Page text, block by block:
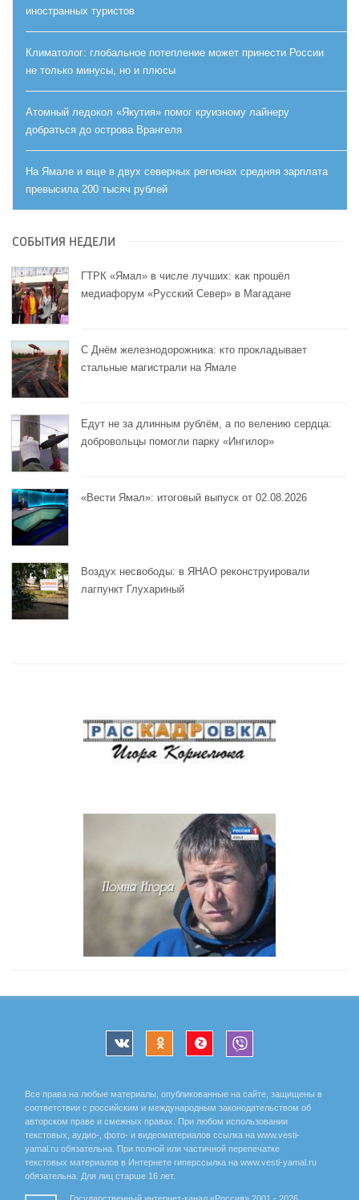
иностранных туристов
Климатолог: глобальное потепление может принести России
не только минусы, но и плюсы
Атомный ледокол «Якутия» помог круизному лайнеру
добраться до острова Врангеля
На Ямале и еще в двух северных регионах средняя зарплата
превысила 200 тысяч рублей
СОБЫТИЯ НЕДЕЛИ
ГТРК «Ямал» в числе лучших: как прошёл
медиафорум «Русский Север» в Магадане
С Днём железнодорожника: кто прокладывает
стальные магистрали на Ямале
Едут не за длинным рублём, а по велению сердца:
добровольцы помогли парку «Ингилор»
«Вести Ямал»: итоговый выпуск от 02.08.2026
Воздух несвободы: в ЯНАО реконструировали
лагпункт Глухариный
Все права на любые материалы, опубликованные на сайте, защищены в
соответствии с российским и международным законодательством об
авторском праве и смежных правах. При любом использовании
текстовых, аудио-, фото- и видеоматериалов ссылка на www.vesti-
yamal.ru обязательна. При полной или частичной перепечатке
текстовых материалов в Интернете гиперссылка на www.vesti-yamal.ru
обязательна. Для лиц старше 16 лет.